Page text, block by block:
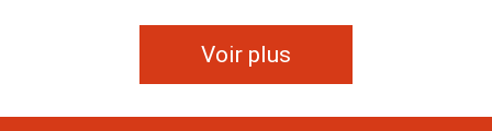
Voir plus